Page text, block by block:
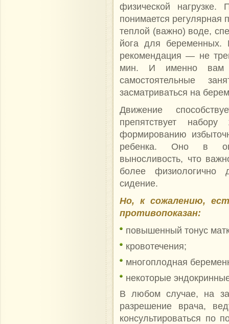
физической
понимается
теплой (важно) воде,
йога для беременных.
рекомендация — не
мин. И именно вам
самостоятельные
засматриваться на
Движение
препятствует
формированию
ребенка. Оно в
выносливость, что
более
сидение.
Но, к сожалению,
противопоказан:
повышенный тонус
кровотечения;
многоплодная
некоторые
В любом случае, на
разрешение врача,
консультироваться по